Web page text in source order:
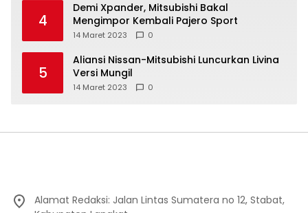
4
Demi Xpander, Mitsubishi Bakal
Mengimpor Kembali Pajero Sport
14 Maret 2023 0
5
Aliansi Nissan-Mitsubishi Luncurkan Livina
Versi Mungil
14 Maret 2023 0
Alamat Redaksi: Jalan Lintas Sumatera no 12, Stabat,